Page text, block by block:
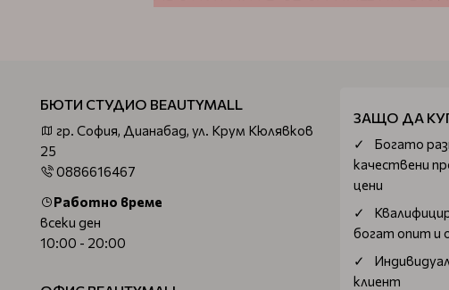
БЮТИ СТУДИО BEAUTYMALL
гр. София, Дианабад, ул. Крум Кюлявков
25
0886616467
Работно време
всеки ден
10:00 - 20:00
ЗАЩО ДА
Богатo
качествени
цени
богат опит и
клиент